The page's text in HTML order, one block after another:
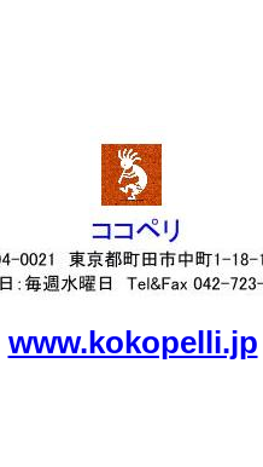
www.kokopelli.jp